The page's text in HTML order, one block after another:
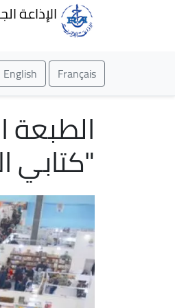
الإذاعة
Français
English
"كتابي